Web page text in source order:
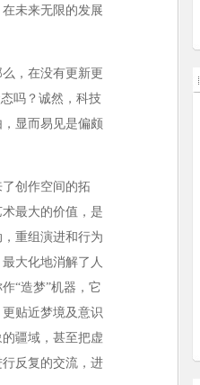
未来无限的发展
，在没有更新更
吗？诚然，科技
显而易见是偏颇
创作空间的拓
最大的价值，是
重组演进和行为
大化地消解了人
“造梦”机器，它
贴近梦境及意识
疆域，甚至把虚
反复的交流，进